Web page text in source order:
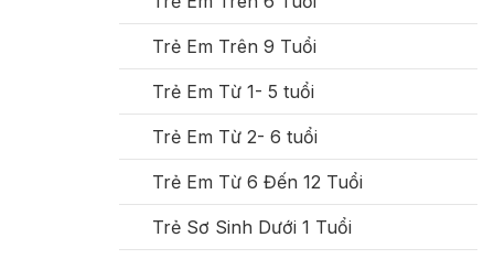
Trẻ Em Trên 9 Tuổi
Trẻ Em Từ 1- 5 tuổi
Trẻ Em Từ 2- 6 tuổi
Trẻ Em Từ 6 Đến 12 Tuổi
Trẻ Sơ Sinh Dưới 1 Tuổi